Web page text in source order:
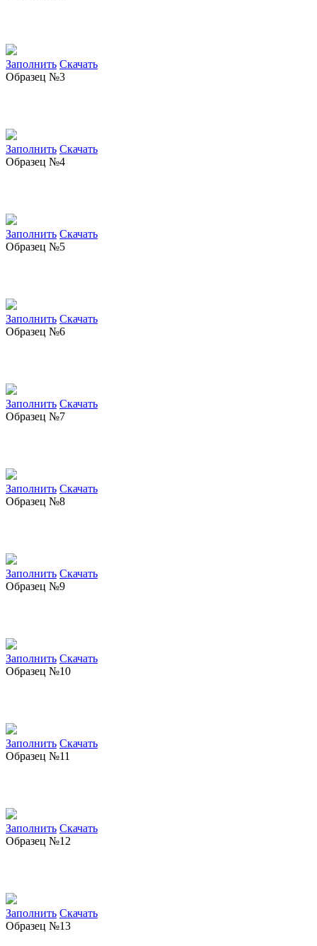
Заполнить Скачать
Образец №3
Заполнить Скачать
Образец №4
Заполнить Скачать
Образец №5
Заполнить Скачать
Образец №6
Заполнить Скачать
Образец №7
Заполнить Скачать
Образец №8
Заполнить Скачать
Образец №9
Заполнить Скачать
Образец №10
Заполнить Скачать
Образец №11
Заполнить Скачать
Образец №12
Заполнить Скачать
Образец №13